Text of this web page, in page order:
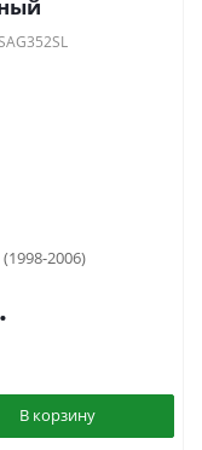
2006)
В корзину